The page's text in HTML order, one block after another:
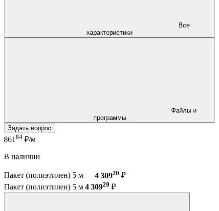
характеристики
программы
Задать вопрос
861 84 ₽/м
В наличии
Пакет (полиэтилен) 5 м — 4 30920 ₽
Пакет (полиэтилен) 5 м 4 30920 ₽